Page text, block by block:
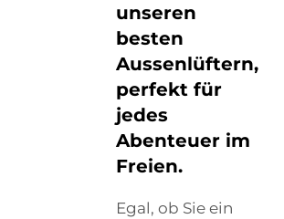
unseren
besten
Aussenlüftern,
perfekt für
jedes
Abenteuer im
Freien.
Egal, ob Sie ein